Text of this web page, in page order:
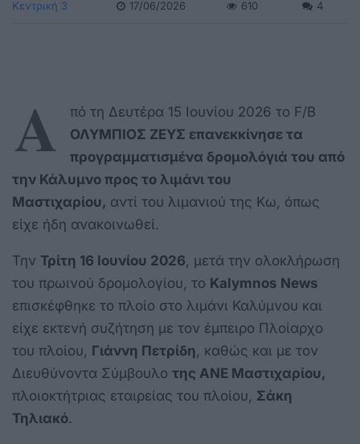
Κεντρική 3 17/06/2026 610 4
Α
πό τη Δευτέρα 15 Ιουνίου 2026 το F/B
ΟΛΥΜΠΙΟΣ ΖΕΥΣ επανεκκίνησε τα
προγραμματισμένα δρομολόγιά του από
την Κάλυμνο προς το λιμάνι του
Μαστιχαρίου, αντί του λιμανιού της Κω, όπως
είχε ήδη ανακοινωθεί.
Την Τρίτη 16 Ιουνίου 2026 , μετά την ολοκλήρωση
του πρωινού δρομολογίου, το Kalymnos News
επισκέφθηκε το πλοίο στο λιμάνι Καλύμνου και
είχε εκτενή συζήτηση με τον έμπειρο Πλοίαρχο
του πλοίου, Γιάννη Πετρίδη , καθώς και με τον
Διευθύνοντα Σύμβουλο της ΑΝΕ Μαστιχαρίου,
πλοιοκτήτριας εταιρείας του πλοίου, Σάκη
Τηλιακό.